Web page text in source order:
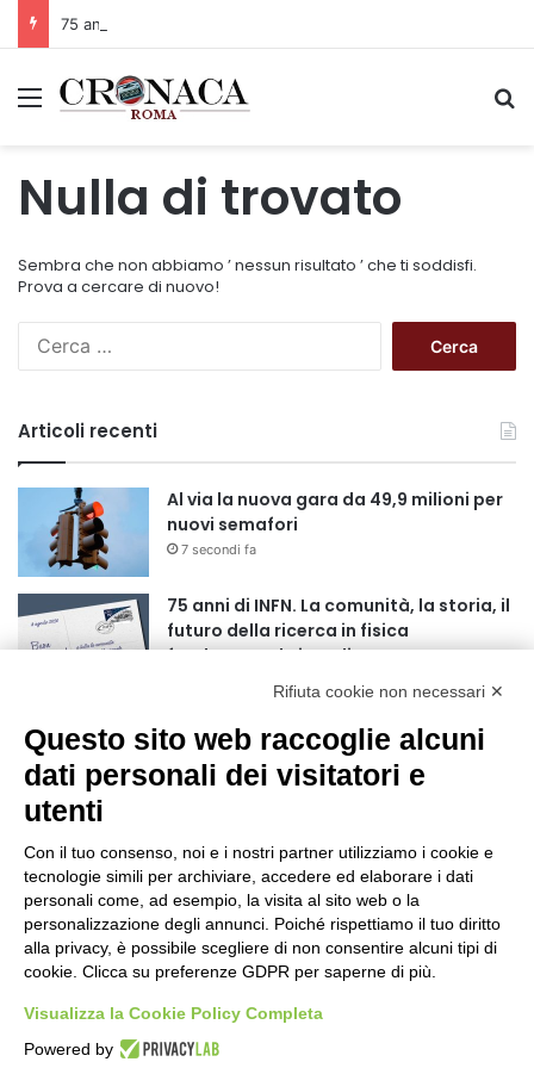
Menu
Nulla di trovato
Sembra che non abbiamo ’ nessun risultato ’ che ti soddisfi.
Prova a cercare di nuovo!
c
p
Articoli recenti
Al via la nuova gara da 49,9 milioni per
nuovi semafori
7 secondi fa
75 anni di INFN. La comunità, la storia, il
futuro della ricerca in fisica
fondamentale in Italia
oro iridato è azzurro
19 ore fa
fino al 25 settembre
24 ore fa
Torna il Moscerine Film Festival Summer
Camp
1 giorno fa
“Anomalie”, dal 30 agosto la XX
edizione
Rifiuta cookie non necessari ✕
Questo sito web raccoglie alcuni
dati personali dei visitatori e
utenti
Con il tuo consenso, noi e i nostri partner utilizziamo i cookie e
tecnologie simili per archiviare, accedere ed elaborare i dati
personali come, ad esempio, la visita al sito web o la
personalizzazione degli annunci. Poiché rispettiamo il tuo diritto
alla privacy, è possibile scegliere di non consentire alcuni tipi di
cookie. Clicca su preferenze GDPR per saperne di più.
Visualizza la Cookie Policy Completa
Powered by